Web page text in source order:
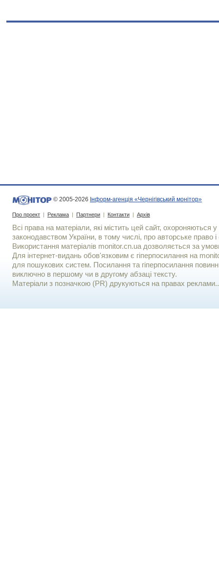
© 2005-2026 Інформ-агенція «Чернігівський монітор»
Про проект | Реклама | Партнери | Контакти | Архів
Всі права на матеріали, які містить цей сайт, охороняються у
законодавством України, в тому числі, про авторське право і
Використання матерiалiв monitor.cn.ua дозволяється за
Для iнтернет-видань обов'язковим є гiперпосилання на
для пошукових систем. Посилання та гіперпосилання
виключно в першому чи в другому абзаці тексту.
Матеріали з позначкою (PR) друкуються на правах реклами..